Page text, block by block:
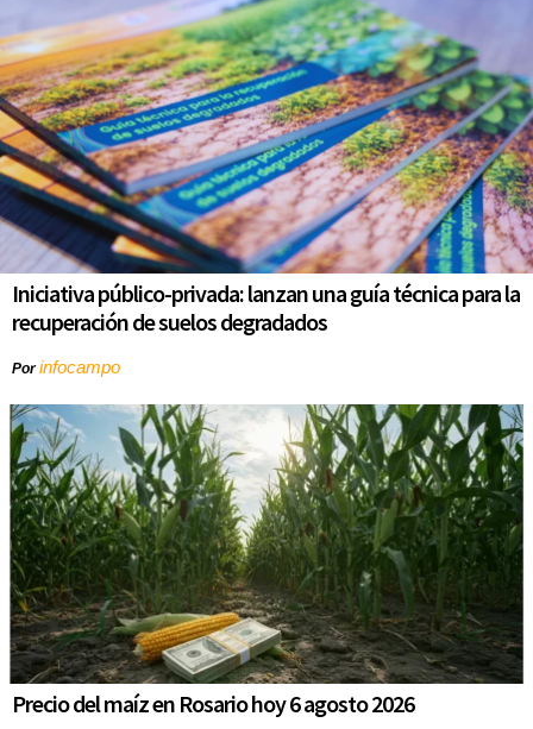
Iniciativa público-privada: lanzan una guía técnica para la
recuperación de suelos degradados
Porinfocampo
Precio del maíz en Rosario hoy 6 agosto 2026